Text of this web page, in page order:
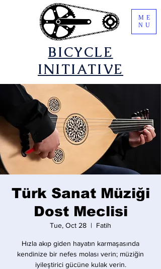
​BICYCLE
INITIATIVE
ME
NU
Türk Sanat Müziği
Dost Meclisi
Tue, Oct 28
  |
Fatih
Hızla akıp giden hayatın karmaşasında
kendinize bir nefes molası verin; müziğin
iyileştirici gücüne kulak verin.